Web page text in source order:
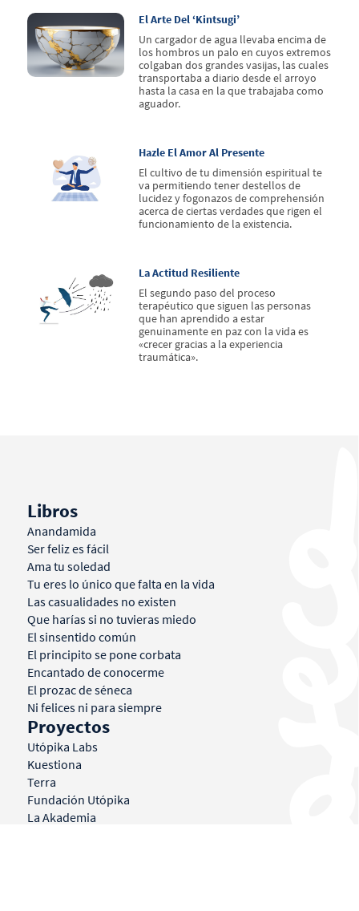
El Arte Del ‘kintsugi’
Un cargador de agua llevaba encima de
los hombros un palo en cuyos extremos
colgaban dos grandes vasijas, las cuales
transportaba a diario desde el arroyo
hasta la casa en la que trabajaba como
aguador.
Hazle El Amor Al Presente
El cultivo de tu dimensión espiritual te
va permitiendo tener destellos de
lucidez y fogonazos de comprehensión
acerca de ciertas verdades que rigen el
funcionamiento de la existencia.
La Actitud Resiliente
El segundo paso del proceso
terapéutico que siguen las personas
que han aprendido a estar
genuinamente en paz con la vida es
«crecer gracias a la experiencia
traumática».
Libros
Anandamida
Ser feliz es fácil
Ama tu soledad
Tu eres lo único que falta en la vida
Las casualidades no existen
Que harías si no tuvieras miedo
El sinsentido común
El principito se pone corbata
Encantado de conocerme
El prozac de séneca
Ni felices ni para siempre
Proyectos
Utópika Labs
Kuestiona
Terra
Fundación Utópika
La Akademia